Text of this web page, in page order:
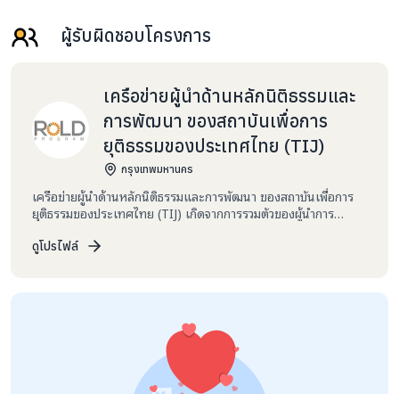
ผู้รับผิดชอบโครงการ
เครือข่ายผู้นำด้านหลักนิติธรรมและ
การพัฒนา ของสถาบันเพื่อการ
ยุติธรรมของประเทศไทย (TIJ)
กรุงเทพมหานคร
เครือข่ายผู้นำด้านหลักนิติธรรมและการพัฒนา ของสถาบันเพื่อการ
ยุติธรรมของประเทศไทย (TIJ) เกิดจากการรวมตัวของผู้นำการ
ด้านหลักนิติธรรมและการพัฒนา (RULE OF LAW AND
“คน” ให้กลายเป็นพลัง “เครือข่าย” พลังแห่งการเปลี่ยนแปลง
สร้างสรรค์ (Changemakers) ให้เกิดขึ้นในสังคมได้อย่างเป็นรูป
ธรรม โดยมีการดำเนินงานขับเคลื่อนงานด้านหลักนิติธรรมและการ
พัฒนาอย่างต่อเนื่องนับตั้งแต่ปี 2017 - ปัจจุบัน
ดูโปรไฟล์